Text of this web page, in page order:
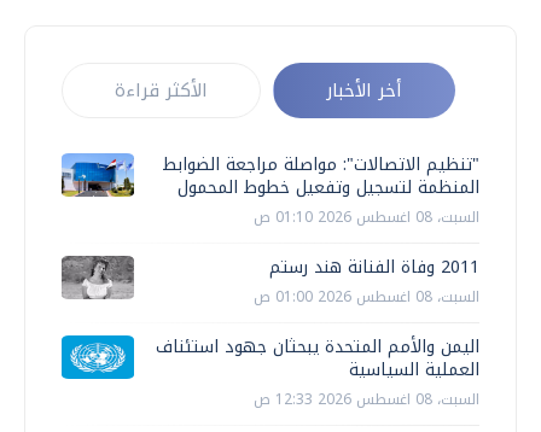
أخر الأخبار الأكثر قراءة
"تنظيم الاتصالات": مواصلة مراجعة الضوابط
المنظمة لتسجيل وتفعيل خطوط المحمول
السبت، 08 اغسطس 2026 01:10 ص
2011 وفاة الفنانة هند رستم
السبت، 08 اغسطس 2026 01:00 ص
اليمن والأمم المتحدة يبحثان جهود استئناف
العملية السياسية
السبت، 08 اغسطس 2026 12:33 ص